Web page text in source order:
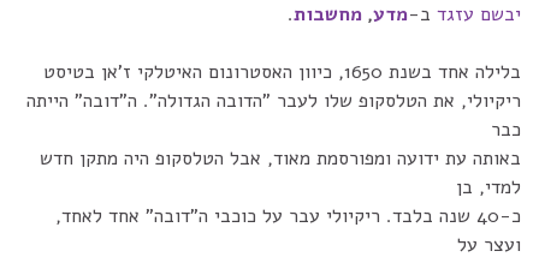
יבשם עזגד ב-מדע, מחשבות.
בלילה אחד בשנת 1650, כיוון האסטרונום האיטלקי ז'אן בטיסט
ריקיולי, את הטלסקופ שלו לעבר "הדובה הגדולה". ה"דובה" הייתה
כבר
באותה עת ידועה ומפורסמת מאוד, אבל הטלסקופ היה מתקן חדש
למדי, בן
כ-40 שנה בלבד. ריקיולי עבר על כוכבי ה"דובה" אחד לאחד,
ועצר על